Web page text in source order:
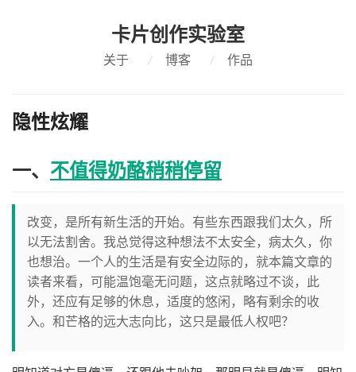
卡片创作实验室
关于 / 博客 / 作品
隐性炫耀
一、 不值得奶酪稍稍停留
改变，是所有新生活的开始。有些东西跟我们太久，所
以无法割舍。我总觉得这种想法不太安全，病太久，你
也想治。一个人的生活是有安全边际的，就本篇文章的
读者来看，可能温饱毫无问题，这点就略过不谈，此
外，还应有足够的休息，适度的悠闲，略有剩余的收
入。和芒格的远大志向比，这只是最低人权吧？